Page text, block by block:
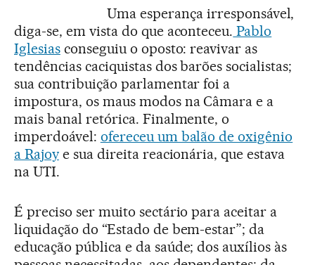
Uma esperança irresponsável,
diga-se, em vista do que aconteceu. Pablo
Iglesiasconseguiu o oposto: reavivar as
tendências caciquistas dos barões socialistas;
sua contribuição parlamentar foi a
impostura, os maus modos na Câmara e a
mais banal retórica. Finalmente, o
imperdoável: ofereceu um balão de oxigênio
a Rajoye sua direita reacionária, que estava
na UTI.
É preciso ser muito sectário para aceitar a
liquidação do “Estado de bem-estar”; da
educação pública e da saúde; dos auxílios às